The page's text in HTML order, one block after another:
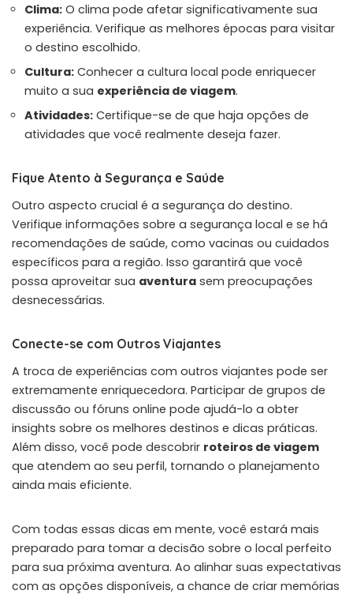
Clima: O clima pode afetar significativamente sua
experiência. Verifique as melhores épocas para visitar
o destino escolhido.
Cultura: Conhecer a cultura local pode enriquecer
muito a sua experiência de viagem.
Atividades: Certifique-se de que haja opções de
atividades que você realmente deseja fazer.
Fique Atento à Segurança e Saúde
Outro aspecto crucial é a segurança do destino.
Verifique informações sobre a segurança local e se há
recomendações de saúde, como vacinas ou cuidados
específicos para a região. Isso garantirá que você
possa aproveitar sua aventura sem preocupações
desnecessárias.
Conecte-se com Outros Viajantes
A troca de experiências com outros viajantes pode ser
extremamente enriquecedora. Participar de grupos de
discussão ou fóruns online pode ajudá-lo a obter
insights sobre os melhores destinos e dicas práticas.
Além disso, você pode descobrir roteiros de viagem
que atendem ao seu perfil, tornando o planejamento
ainda mais eficiente.
Com todas essas dicas em mente, você estará mais
preparado para tomar a decisão sobre o local perfeito
para sua próxima aventura. Ao alinhar suas expectativas
com as opções disponíveis, a chance de criar memórias